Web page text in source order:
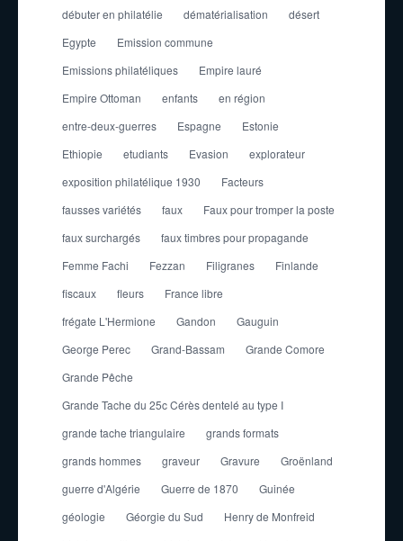
débuter en philatélie
dématérialisation
désert
Egypte
Emission commune
Emissions philatéliques
Empire lauré
Empire Ottoman
enfants
en région
entre-deux-guerres
Espagne
Estonie
Ethiopie
etudiants Evasion
explorateur
exposition philatélique 1930
Facteurs
fausses variétés
faux
Faux pour tromper la poste
faux surchargés
faux timbres pour propagande
Femme Fachi
Fezzan Filigranes
Finlande
fiscaux
fleurs
France libre
frégate L'Hermione
Gandon
Gauguin
George Perec
Grand-Bassam
Grande Comore
Grande Pêche
Grande Tache du 25c Cérès dentelé au type I
grande tache triangulaire
grands formats
grands hommes
graveur Gravure
Groënland
guerre d'Algérie
Guerre de 1870
Guinée
géologie
Géorgie du Sud
Henry de Monfreid